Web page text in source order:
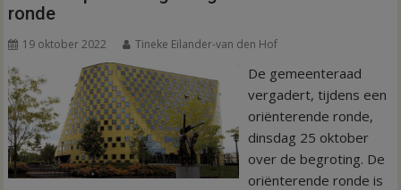
ronde
19 oktober 2022 Tineke Eilander-van den Hof
De gemeenteraad
vergadert, tijdens een
oriënterende ronde,
dinsdag 25 oktober
over de begroting. De
oriënterende ronde is